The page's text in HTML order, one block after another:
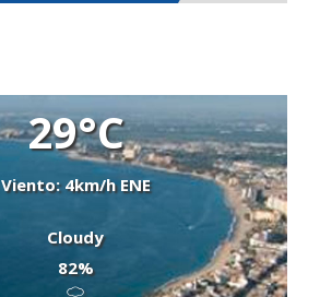
29°C
Viento: 4km/h ENE
Cloudy
82%